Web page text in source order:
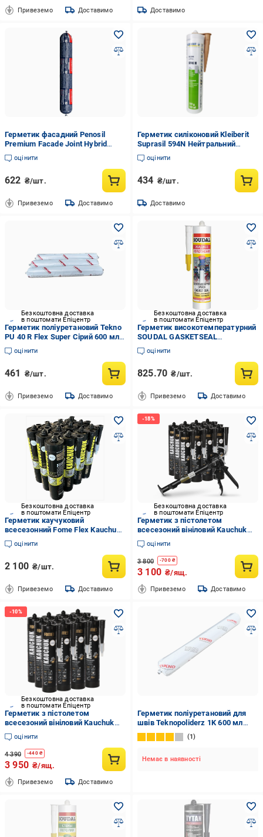
Привеземо Доставимо Доставимо
Герметик фасадний Penosil
Premium Facade Joint Hybrid
25LM 600 мл Чорний (23641)
оцінити
622 ₴/шт.
Привеземо Доставимо
Герметик силіконовий Kleiberit
Suprasil 594N Нейтральний
санітарний 0,319 кг Світло-
коричневий (2492777153)
оцінити
434 ₴/шт.
Доставимо
Безкоштовна доставка
в поштомати Епіцентр
Герметик поліуретановий Tekno
PU 40 R Flex Super Сірий 600 мл
(31407029)
оцінити
461 ₴/шт.
Привеземо Доставимо
Безкоштовна доставка
в поштомати Епіцентр
Герметик високотемпературний
SOUDAL GASKETSEAL
силіконовий t<285 280 мл
(2501434374)
оцінити
825.70 ₴/шт.
Привеземо Доставимо
Безкоштовна доставка
в поштомати Епіцентр
Герметик каучуковий
всесезонний Fome Flex Kauchuk
вологостійкий 300 мл 12 шт.
Прозорий (01-4-2-010-12) (01-4-
оцінити
2 100 ₴/шт.
Привеземо Доставимо
Безкоштовна доставка
в поштомати Епіцентр
Герметик з пістолетом
всесезоний вініловий Kauchuk
ALL Season 300 мл/12 шт.
Прозорий (01-4-2-017-12)
оцінити
3 800 -700₴
3 100 ₴/ящ.
Привеземо Доставимо
Безкоштовна доставка
в поштомати Епіцентр
Герметик з пістолетом
всесезоний вініловий Kauchuk
ALL Season 300 мл/12 шт.
Прозорий (01-4-2-017-012)
оцінити
4 390 -440₴
3 950 ₴/ящ.
Привеземо Доставимо
Герметик поліуретановий для
швів Teknopoliderz 1K 600 мл
Сірий
1
Немає в наявності